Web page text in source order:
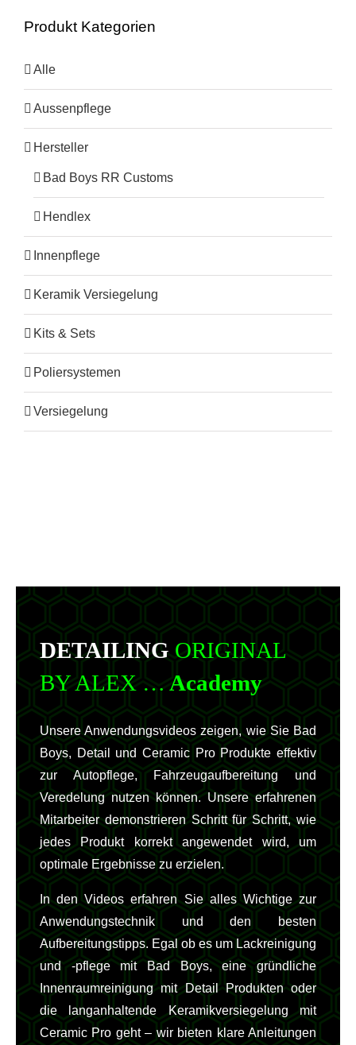
Produkt Kategorien
Alle
Aussenpflege
Hersteller
Bad Boys RR Customs
Hendlex
Innenpflege
Keramik Versiegelung
Kits & Sets
Poliersystemen
Versiegelung
DETAILING ORIGINAL
BY ALEX …Academy
Unsere Anwendungsvideos zeigen, wie Sie Bad
Boys, Detail und Ceramic Pro Produkte effektiv
zur Autopflege, Fahrzeugaufbereitung und
Veredelung nutzen können. Unsere erfahrenen
Mitarbeiter demonstrieren Schritt für Schritt, wie
jedes Produkt korrekt angewendet wird, um
optimale Ergebnisse zu erzielen.
In den Videos erfahren Sie alles Wichtige zur
Anwendungstechnik und den besten
Aufbereitungstipps. Egal ob es um Lackreinigung
und -pflege mit Bad Boys, eine gründliche
Innenraumreinigung mit Detail Produkten oder
die langanhaltende Keramikversiegelung mit
Ceramic Pro geht – wir bieten klare Anleitungen